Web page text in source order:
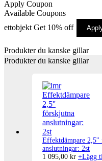
Apply Coupon
Available Coupons
ettobjekt Get 10% off
Produkter du kanske gillar
Produkter du kanske gillar
Effektdämpare 2,5''
anslutningar: 2st
1 095,00 kr +Lägg